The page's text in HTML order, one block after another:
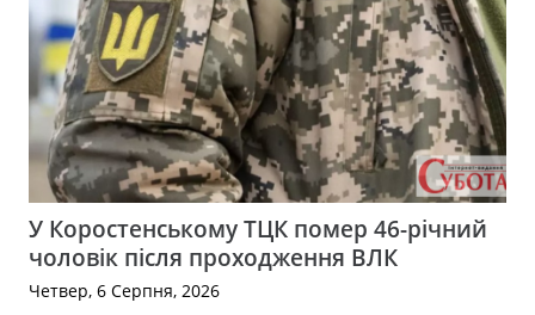
У Коростенському ТЦК помер 46-річний
чоловік після проходження ВЛК
Четвер, 6 Серпня, 2026